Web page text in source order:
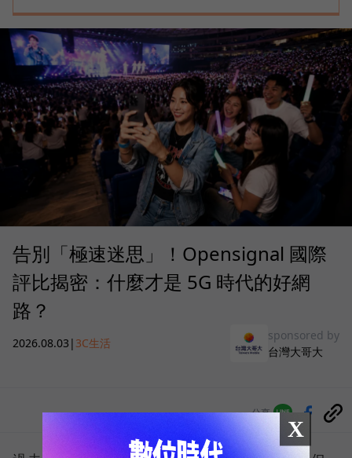
告別「極速迷思」！Opensignal 國際
評比揭密：什麼才是 5G 時代的好網
路？
2026.08.03 | 3C生活
sponsored by
台灣大哥大
分享
X